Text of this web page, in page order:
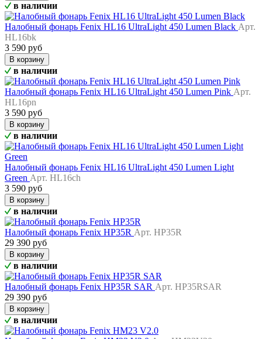
в наличии
Налобный фонарь Fenix HL16 UltraLight 450 Lumen Black Арт.
HL16bk
3 590 руб
В корзину
в наличии
Налобный фонарь Fenix HL16 UltraLight 450 Lumen Pink Арт.
HL16pn
3 590 руб
В корзину
в наличии
Налобный фонарь Fenix HL16 UltraLight 450 Lumen Light
Green Арт. HL16ch
3 590 руб
В корзину
в наличии
Налобный фонарь Fenix HP35R Арт. HP35R
29 390 руб
В корзину
в наличии
Налобный фонарь Fenix HP35R SAR Арт. HP35RSAR
29 390 руб
В корзину
в наличии